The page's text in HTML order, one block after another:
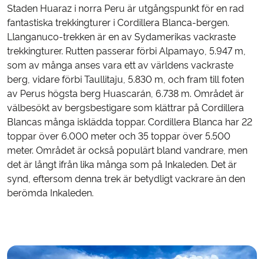
Staden Huaraz i norra Peru är utgångspunkt för en rad
fantastiska trekkingturer i Cordillera Blanca-bergen.
Llanganuco-trekken är en av Sydamerikas vackraste
trekkingturer. Rutten passerar förbi Alpamayo, 5.947 m,
som av många anses vara ett av världens vackraste
berg, vidare förbi Taullitaju, 5.830 m, och fram till foten
av Perus högsta berg Huascarán, 6.738 m. Området är
välbesökt av bergsbestigare som klättrar på Cordillera
Blancas många isklädda toppar. Cordillera Blanca har 22
toppar över 6.000 meter och 35 toppar över 5.500
meter. Området är också populärt bland vandrare, men
det är långt ifrån lika många som på Inkaleden. Det är
synd, eftersom denna trek är betydligt vackrare än den
berömda Inkaleden.